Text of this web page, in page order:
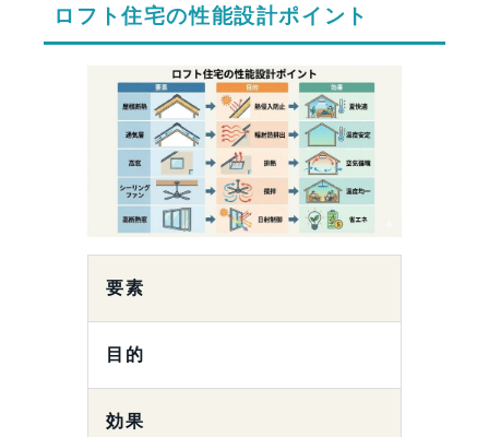
ロフト住宅の性能設計ポイント
要素
目的
効果